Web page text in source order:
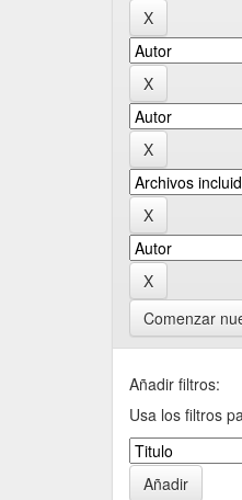
Comenzar
Añadir filtros:
Usa los filtros